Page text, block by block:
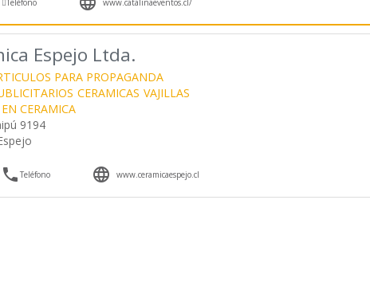
Espejo Ltda.
PARA PROPAGANDA
CERAMICAS VAJILLAS
CERAMICA
9194
Teléfono  www.ceramicaespejo.cl